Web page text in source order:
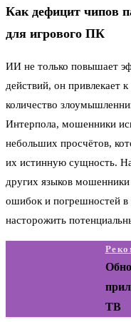
Как дефицит чипов
для игрового ПК
ИИ не только повышает
действий, он привлекает
количество
Интерпола, мошенники
небольших просчётов,
их истинную сущность.
других языков
ошибок и погрешностей
насторожить
ТВ